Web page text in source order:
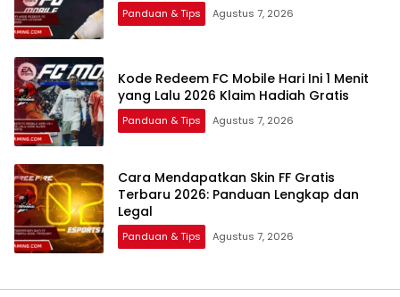
Panduan & Tips Agustus 7, 2026
Kode Redeem FC Mobile Hari Ini 1 Menit
yang Lalu 2026 Klaim Hadiah Gratis
Panduan & Tips Agustus 7, 2026
Cara Mendapatkan Skin FF Gratis
Terbaru 2026: Panduan Lengkap dan
Legal
Panduan & Tips Agustus 7, 2026